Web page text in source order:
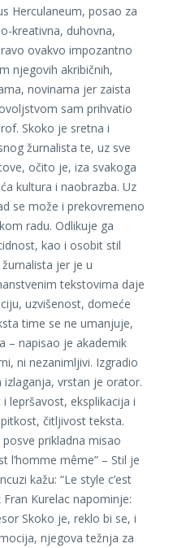
Herculaneum​, posao za
kreativna, duhovna,
ovakvo impozantno
njegovih akribičnih,
novinama jer zaista
sam prihvatio
Skoko je sretna i
žurnalista te, uz sve
očito je, iza svakoga
kultura i naobrazba. Uz
se može i prekovremeno
radu. Odlikuje ga
kao i osobit stil
jer je u
tekstovima daje
uzvišenost, domeće
time se ne umanjuje,
– napisao je akademik
ni nezanimljivi. Izgradio
vrstan je orator.
lepršavost, eksplikacija i
čitljivost teksta.
prikladna misao
l’homme même” – Stil je
kažu: “Le style c’est
Fran Kurelac napominje:
Skoko je, reklo bi se, i
njegova težnja za